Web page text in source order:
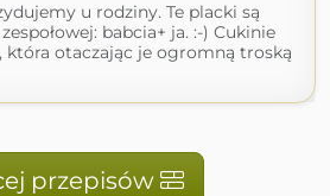
u rodziny. Te placki są
babcia+ ja. :-) Cukinie
która otaczając je ogromną troską
przepisów